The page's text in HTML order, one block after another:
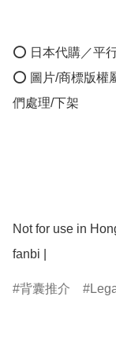
⭕ 日本代購／平
⭕ 圖片/商標版權
們處理/下架
Not for use in
fanbi |
背囊推介